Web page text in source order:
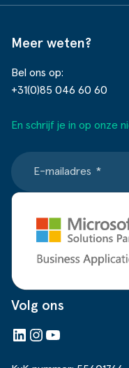
Meer weten?
Bel ons op:
+31(0)85 046 60 60
En schrijf je in op onze
E-mailadres *
Volg ons
LinkedIn
Instagram
YouTube